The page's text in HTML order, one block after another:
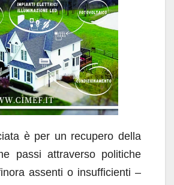
è per un recupero della
passi attraverso politiche
assenti o insufficienti –